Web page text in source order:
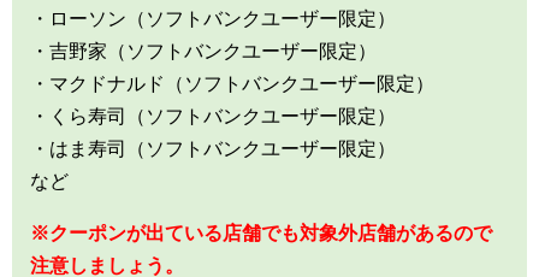
・ローソン（ソフトバンクユーザー限定）
・吉野家（ソフトバンクユーザー限定）
・マクドナルド（ソフトバンクユーザー限定）
・くら寿司（ソフトバンクユーザー限定）
・はま寿司（ソフトバンクユーザー限定）
など
※クーポンが出ている店舗でも対象外店舗があるので
注意しましょう。